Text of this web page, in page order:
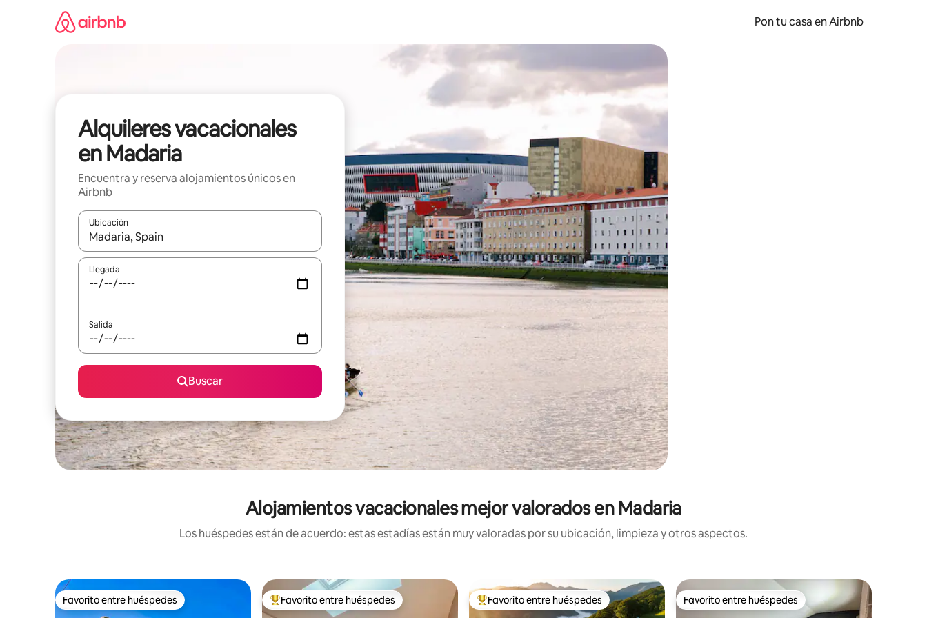
Pon tu casa en Airbnb
Alquileres vacacionales
en Madaria
Encuentra y reserva alojamientos únicos en
Airbnb
Ubicación
Cuando los resultados estén disponibles, navega con las teclas de flecha hacia arriba y hacia abajo o explora con el tacto o desliza el dedo.
Llegada
Salida
Buscar
Alojamientos vacacionales mejor valorados en Madaria
Los huéspedes están de acuerdo: estas estadías están muy valoradas por su ubicación, limpieza y otros aspectos.
Favorito entre huéspedes
Favorito entre huéspedes Favorito entre huéspedes preferido
Favorito entre huéspedes Favorito entre huéspedes preferido
Favorito entre huéspedes Favorito entre huéspedes
Favorito entre huéspedes